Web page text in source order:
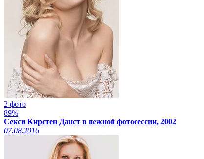
2 фото
89%
Секси Кирстен Данст в нежной фотосессии, 2002
07.08.2016